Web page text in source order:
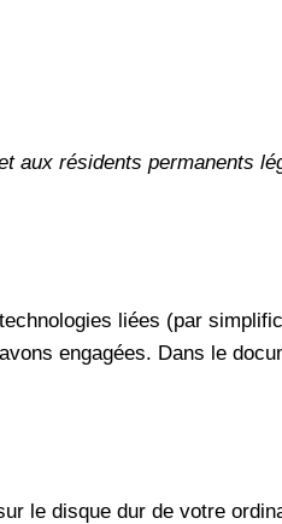
résidents permanents
liées (par
engagées. Dans le
le disque dur de votre